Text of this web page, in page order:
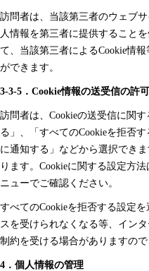
訪問者は、当該第三者のウェブ
人情報を第三者に提供すること
て、当該第三者によるCookie情
ができます。
3-3-5．Cookie情報の送受信の許
訪問者は、Cookieの送受信に関
る」、「すべてのCookieを拒否
に通知する」などから選択でき
ります。Cookieに関する設定方
ニューでご確認ください。
すべてのCookieを拒否する設定
スを受けられなくなる等、イン
制約を受ける場合がありますので
4．個人情報の管理